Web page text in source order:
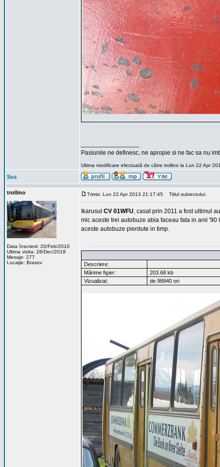
Pasiunile ne definesc, ne apropie si ne fac sa nu
Ultima modificare efectuată de către trollino la Lun 22 Apr
Sus
trollino
Data înscrierii: 20/Feb/2010
Ultima vizita: 28/Dec/2018
Mesaje: 277
Locaţie: Brasov
Trimis: Lun 22 Apr 2013 21:17:45 Titlul subiectului:
Ikarusul CV 01WFU, casat prin 2011 a fost ultimul
mic aceste trei autobuze abia faceau fata in anii
aceste autobuze pierdute in timp.
Descriere:
Mărime fişier:
203.68 kb
Vizualizat:
de 98940 ori